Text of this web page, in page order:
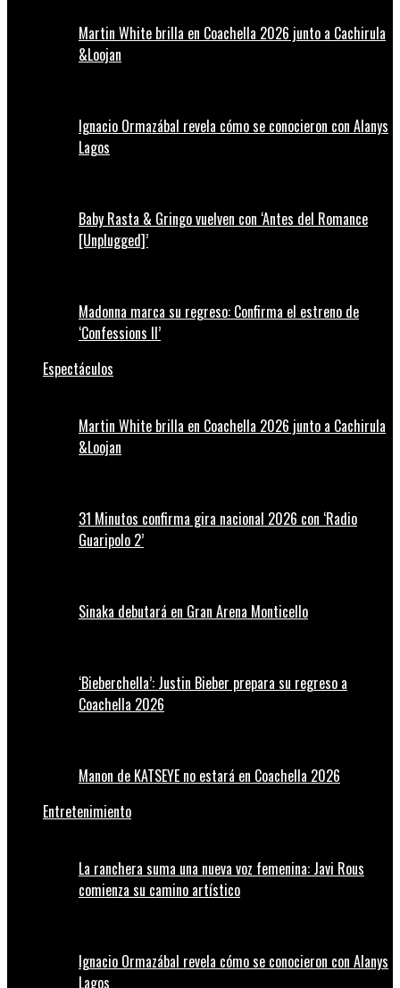
Martin White brilla en Coachella 2026 junto a Cachirula
&Loojan
Ignacio Ormazábal revela cómo se conocieron con Alanys
Lagos
Baby Rasta & Gringo vuelven con ‘Antes del Romance
[Unplugged]’
Madonna marca su regreso: Confirma el estreno de
‘Confessions II’
Espectáculos
Martin White brilla en Coachella 2026 junto a Cachirula
&Loojan
31 Minutos confirma gira nacional 2026 con ‘Radio
Guaripolo 2’
Sinaka debutará en Gran Arena Monticello
‘Bieberchella’: Justin Bieber prepara su regreso a
Coachella 2026
Manon de KATSEYE no estará en Coachella 2026
Entretenimiento
La ranchera suma una nueva voz femenina: Javi Rous
comienza su camino artístico
Ignacio Ormazábal revela cómo se conocieron con Alanys
Lagos